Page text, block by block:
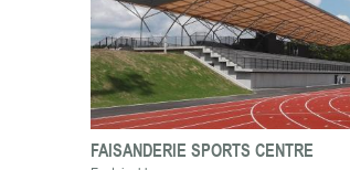
FAISANDERIE SPORTS CENTRE